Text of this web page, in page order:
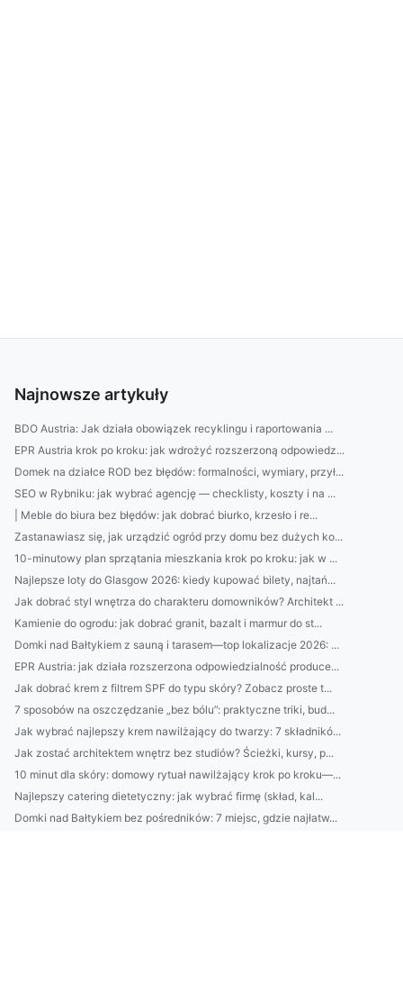
Najnowsze artykuły
BDO Austria: Jak działa obowiązek recyklingu i raportowania ...
EPR Austria krok po kroku: jak wdrożyć rozszerzoną odpowiedz...
Domek na działce ROD bez błędów: formalności, wymiary, przył...
SEO w Rybniku: jak wybrać agencję — checklisty, koszty i na ...
| Meble do biura bez błędów: jak dobrać biurko, krzesło i re...
Zastanawiasz się, jak urządzić ogród przy domu bez dużych ko...
10-minutowy plan sprzątania mieszkania krok po kroku: jak w ...
Najlepsze loty do Glasgow 2026: kiedy kupować bilety, najtań...
Jak dobrać styl wnętrza do charakteru domowników? Architekt ...
Kamienie do ogrodu: jak dobrać granit, bazalt i marmur do st...
Domki nad Bałtykiem z sauną i tarasem—top lokalizacje 2026: ...
EPR Austria: jak działa rozszerzona odpowiedzialność produce...
Jak dobrać krem z filtrem SPF do typu skóry? Zobacz proste t...
7 sposobów na oszczędzanie „bez bólu”: praktyczne triki, bud...
Jak wybrać najlepszy krem nawilżający do twarzy: 7 składnikó...
Jak zostać architektem wnętrz bez studiów? Ścieżki, kursy, p...
10 minut dla skóry: domowy rytuał nawilżający krok po kroku—...
Najlepszy catering dietetyczny: jak wybrać firmę (skład, kal...
Domki nad Bałtykiem bez pośredników: 7 miejsc, gdzie najłatw...